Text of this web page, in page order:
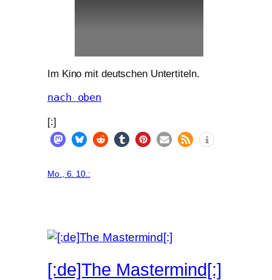
Im Kino mit deut­schen Untertiteln.
nach oben
[:]
Mo., 6. 10.:
[:de]The Mastermind[:]